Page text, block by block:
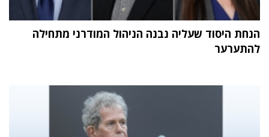
הנחת היסוד שעליה נבנה הניהול המודרני מתחילה
להתערער